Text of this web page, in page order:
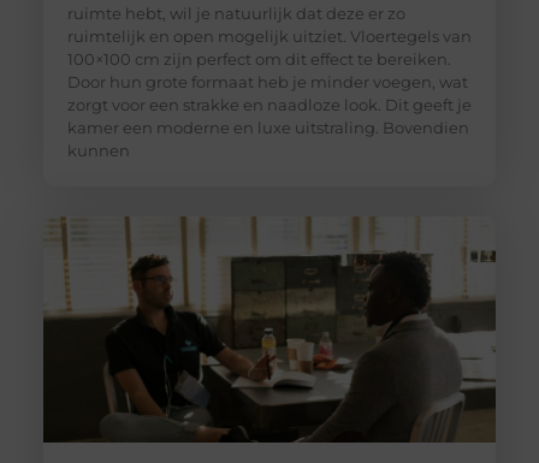
ruimte hebt, wil je natuurlijk dat deze er zo
ruimtelijk en open mogelijk uitziet. Vloertegels van
100×100 cm zijn perfect om dit effect te bereiken.
Door hun grote formaat heb je minder voegen, wat
zorgt voor een strakke en naadloze look. Dit geeft je
kamer een moderne en luxe uitstraling. Bovendien
kunnen